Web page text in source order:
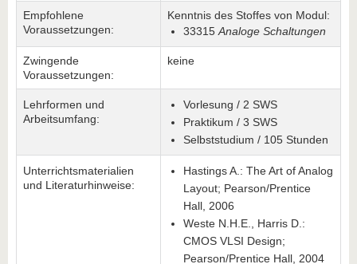
Empfohlene
Voraussetzungen:
Kenntnis des Stoffes von Modul:
33315 Analoge Schaltungen
Zwingende
Voraussetzungen:
keine
Lehrformen und
Arbeitsumfang:
Vorlesung / 2 SWS
Praktikum / 3 SWS
Selbststudium / 105 Stunden
Unterrichtsmaterialien
und Literaturhinweise:
Hastings A.: The Art of Analog
Layout; Pearson/Prentice
Hall, 2006
Weste N.H.E., Harris D.:
CMOS VLSI Design;
Pearson/Prentice Hall, 2004